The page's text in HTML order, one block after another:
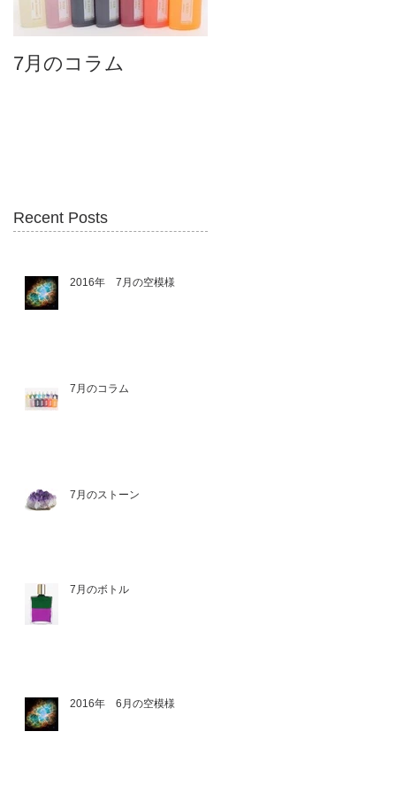
7月のコラム
Recent Posts
2016年 7月の空模様
7月のコラム
7月のストーン
7月のボトル
2016年 6月の空模様